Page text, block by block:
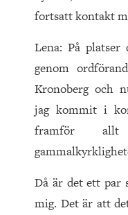
fortsatt kontakt
Lena: På
genom
Kronoberg och
jag kommit i
framför allt
Då är det ett par
mig. Det är att